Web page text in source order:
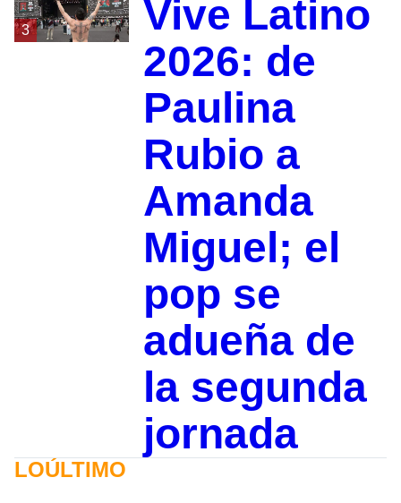
3
Vive Latino
2026: de
Paulina
Rubio a
Amanda
Miguel; el
pop se
adueña de
la segunda
jornada
LOÚLTIMO